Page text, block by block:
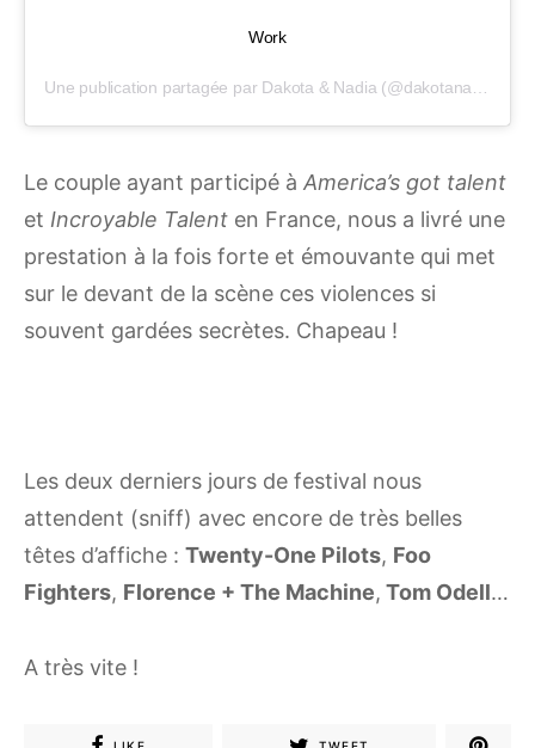
Work
Une publication partagée par Dakota & Nadia (@dakotanadiaoff) le
Le couple ayant participé à America’s got talent
et Incroyable Talent en France, nous a livré une
prestation à la fois forte et émouvante qui met
sur le devant de la scène ces violences si
souvent gardées secrètes. Chapeau !
Les deux derniers jours de festival nous
attendent (sniff) avec encore de très belles
têtes d’affiche : Twenty-One Pilots, Foo
Fighters, Florence + The Machine, Tom Odell…
A très vite !